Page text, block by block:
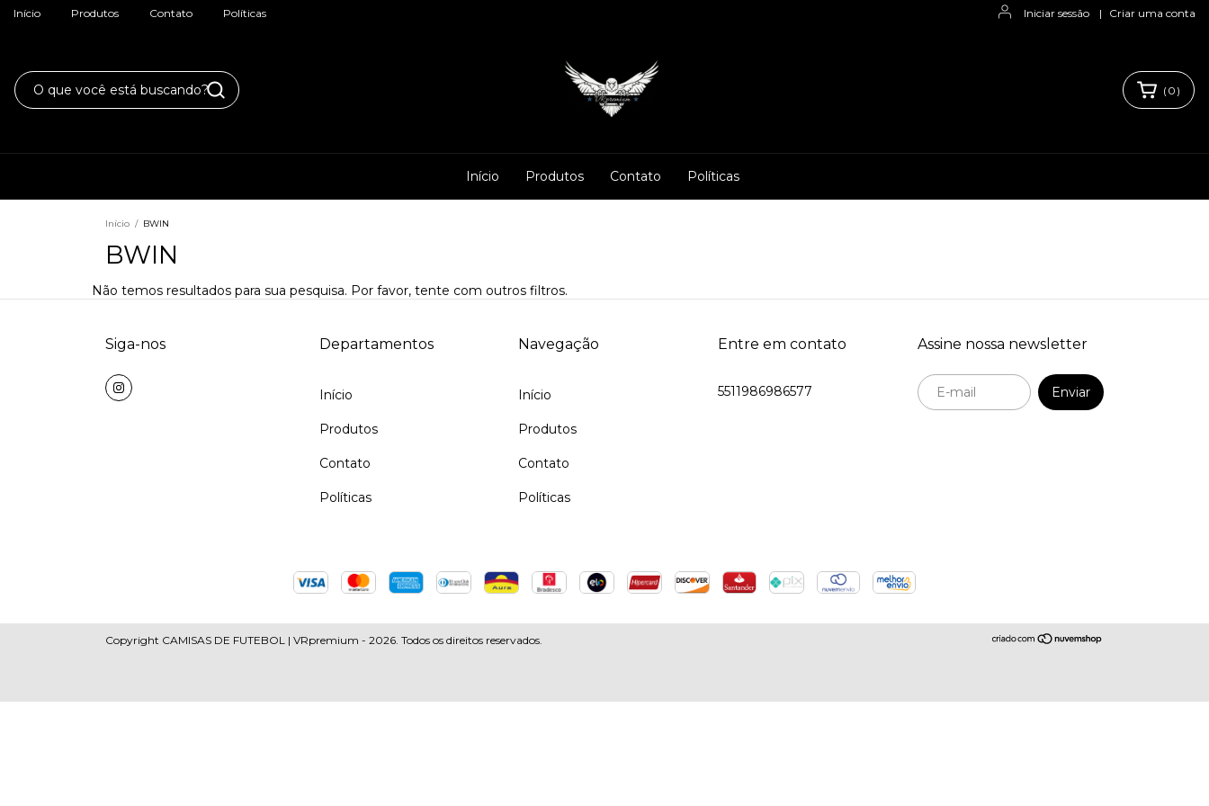
Início Produtos Contato Políticas Iniciar sessão | Criar uma conta
( 0 )
Início Produtos Contato Políticas
Início / BWIN
BWIN
Não temos resultados para sua pesquisa. Por favor, tente com outros filtros.
Siga-nos Departamentos
Início
Produtos
Contato
Políticas
Navegação
Início
Produtos
Contato
Políticas
Entre em contato
5511986986577
Assine nossa newsletter
Copyright CAMISAS DE FUTEBOL | VRpremium - 2026. Todos os direitos reservados.